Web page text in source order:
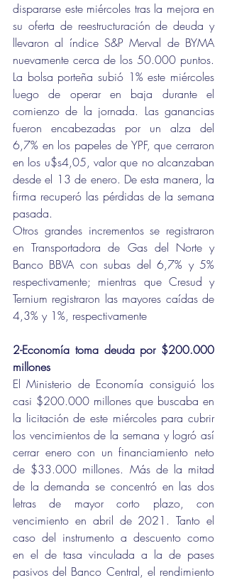
dispararse este miércoles tras la mejora en
su oferta de reestructuración de deuda y
llevaron al índice S&P Merval de BYMA
nuevamente cerca de los 50.000 puntos.
La bolsa porteña subió 1% este miércoles
luego de operar en baja durante el
comienzo de la jornada. Las ganancias
fueron encabezadas por un alza del
6,7% en los papeles de YPF, que cerraron
en los u$s4,05, valor que no alcanzaban
desde el 13 de enero. De esta manera, la
firma recuperó las pérdidas de la semana
pasada.
Otros grandes incrementos se registraron
en Transportadora de Gas del Norte y
Banco BBVA con subas del 6,7% y 5%
respectivamente; mientras que Cresud y
Ternium registraron las mayores caídas de
4,3% y 1%, respectivamente
2-Economía toma deuda por $200.000
millones
El Ministerio de Economía consiguió los
casi $200.000 millones que buscaba en
la licitación de este miércoles para cubrir
los vencimientos de la semana y logró así
cerrar enero con un financiamiento neto
de $33.000 millones. Más de la mitad
de la demanda se concentró en las dos
letras de mayor corto plazo, con
vencimiento en abril de 2021. Tanto el
caso del instrumento a descuento como
en el de tasa vinculada a la de pases
pasivos del Banco Central, el rendimiento